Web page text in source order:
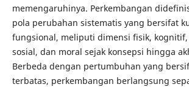
memengaruhinya. Perkembangan
pola perubahan sistematis yang bersifat
fungsional, meliputi dimensi fisik, kognitif,
sosial, dan moral sejak konsepsi hingga
Berbeda dengan pertumbuhan yang
terbatas, perkembangan berlangsung